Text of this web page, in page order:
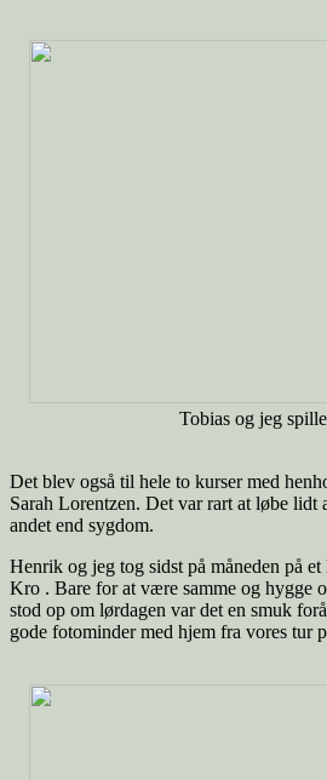
Tobias og jeg
Det blev også til hele to kurser med
Sarah Lorentzen. Det var rart at løbe
andet end sygdom.
Henrik og jeg tog sidst på måneden på
Kro . Bare for at være samme og hygge
stod op om lørdagen var det en smuk
gode fotominder med hjem fra vores tur